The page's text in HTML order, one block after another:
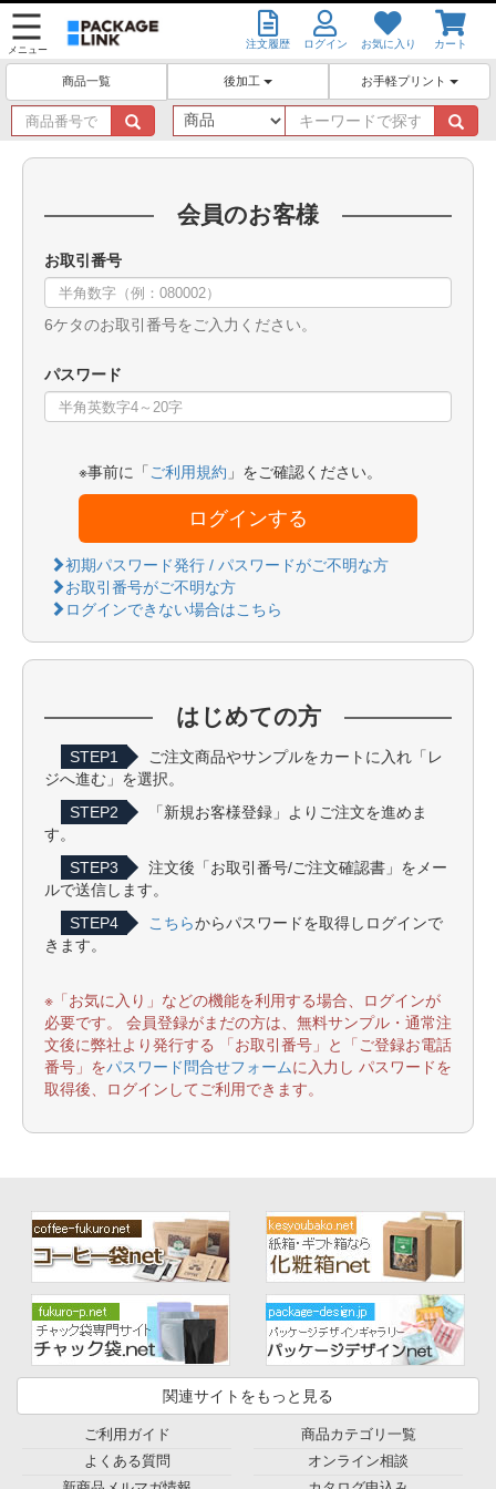
メニュー 注文履歴 ログイン お気に入り カート
商品一覧 後加工 お手軽プリント
商
品
番
キ
ー
ワ
会員のお客様
お取引番号
6ケタのお取引番号をご入力ください。
パスワード
※事前に「 ご利用規約 」をご確認ください。
ログインする
初期パスワード発行 / パスワードがご不明な方
お取引番号がご不明な方
ログインできない場合はこちら
はじめての方
STEP1
ご注文商品やサンプルをカートに入れ「レ
ジへ進む」を選択。
STEP2
「新規お客様登録」よりご注文を進めま
す。
STEP3
注文後「お取引番号/ご注文確認書」をメー
ルで送信します。
STEP4
こちらからパスワードを取得しログインで
きます。
※「お気に入り」などの機能を利用する場合、ログインが
必要です。 会員登録がまだの方は、無料サンプル・通常注
文後に弊社より発行する 「お取引番号」と「ご登録お電話
番号」をパスワード問合せフォームに入力し パスワードを
取得後、ログインしてご利用できます。
関連サイトをもっと見る
ご利用ガイド
よくある質問
商品カテゴリ一覧
オンライン相談